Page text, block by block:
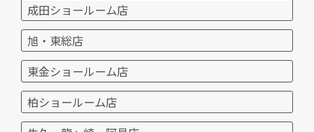
成田ショールーム店
旭・東総店
東金ショールーム店
柏ショールーム店